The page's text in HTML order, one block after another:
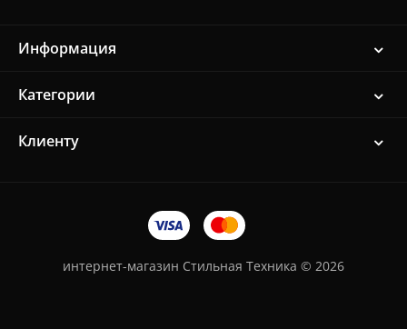
Информация
Категории
Клиенту
интернет-магазин Стильная Техника © 2026